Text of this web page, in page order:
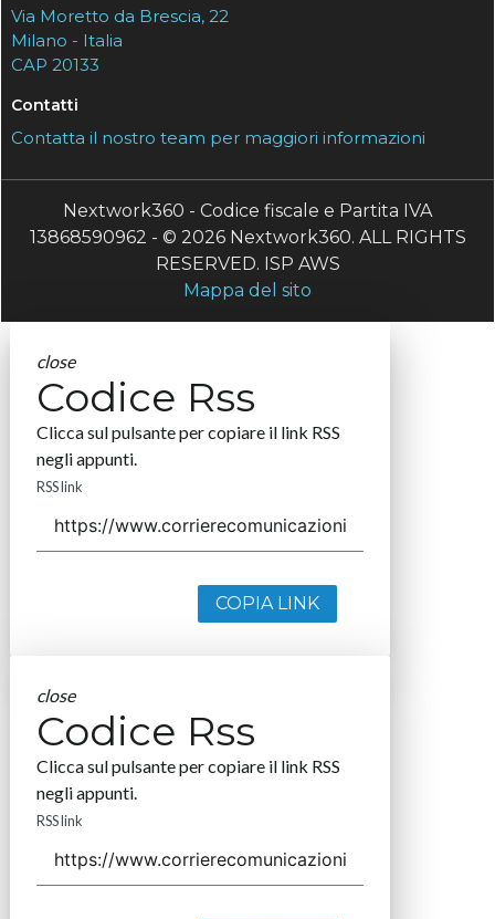
Via Moretto da Brescia, 22
Milano - Italia
CAP 20133
Contatti
Contatta il nostro team per maggiori informazioni
Nextwork360 - Codice fiscale e Partita IVA
13868590962 - © 2026 Nextwork360. ALL RIGHTS
RESERVED. ISP AWS
Mappa del sito
close
Codice Rss
Clicca sul pulsante per copiare il link RSS
negli appunti.
RSS link
COPIA LINK
close
Codice Rss
Clicca sul pulsante per copiare il link RSS
negli appunti.
RSS link